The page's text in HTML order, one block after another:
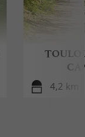
4,2 km